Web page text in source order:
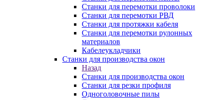
Станки для перемотки проволоки
Станки для перемотки РВД
Станки для протяжки кабеля
Станки для перемотки рулонных
материалов
Кабелеукладчики
Станки для производства окон
Назад
Станки для производства окон
Станки для резки профиля
Одноголовочные пилы